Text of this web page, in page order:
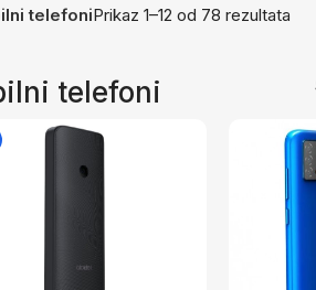
telefoniPrikaz 1–12 od 78 rezultata
telefoni